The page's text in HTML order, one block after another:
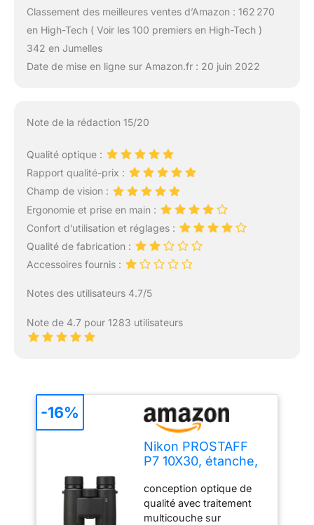
Classement des meilleures ventes d’Amazon : 162 270
en High-Tech ( Voir les 100 premiers en High-Tech )
342 en Jumelles
Date de mise en ligne sur Amazon.fr : 20 juin 2022
Note de la rédaction 15/20
Qualité optique :
Rapport qualité-prix :
Champ de vision :
Ergonomie et prise en main :
Confort d’utilisation et réglages :
Qualité de fabrication :
Accessoires fournis :
Notes des utilisateurs 4.7/5
Note de 4.7 pour 1283 utilisateurs
Nikon PROSTAFF
P7 10X30, étanche,
Multicouches,
résistante
conception optique de
qualité avec traitement
multicouche sur
-16%